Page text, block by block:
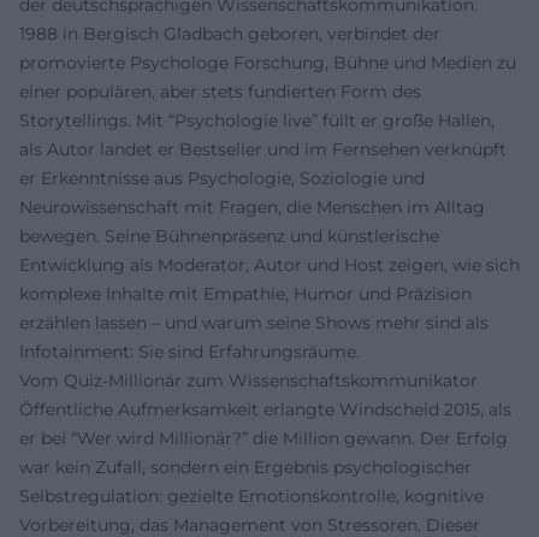
der deutschsprachigen Wissenschaftskommunikation.
1988 in Bergisch Gladbach geboren, verbindet der
promovierte Psychologe Forschung, Bühne und Medien zu
einer populären, aber stets fundierten Form des
Storytellings. Mit “Psychologie live” füllt er große Hallen,
als Autor landet er Bestseller und im Fernsehen verknüpft
er Erkenntnisse aus Psychologie, Soziologie und
Neurowissenschaft mit Fragen, die Menschen im Alltag
bewegen. Seine Bühnenpräsenz und künstlerische
Entwicklung als Moderator, Autor und Host zeigen, wie sich
komplexe Inhalte mit Empathie, Humor und Präzision
erzählen lassen – und warum seine Shows mehr sind als
Infotainment: Sie sind Erfahrungsräume.
Vom Quiz-Millionär zum Wissenschaftskommunikator
Öffentliche Aufmerksamkeit erlangte Windscheid 2015, als
er bei “Wer wird Millionär?” die Million gewann. Der Erfolg
war kein Zufall, sondern ein Ergebnis psychologischer
Selbstregulation: gezielte Emotionskontrolle, kognitive
Vorbereitung, das Management von Stressoren. Dieser